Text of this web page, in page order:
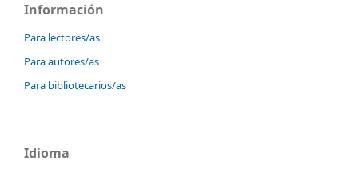
Información
Para lectores/as
Para autores/as
Para bibliotecarios/as
Idioma